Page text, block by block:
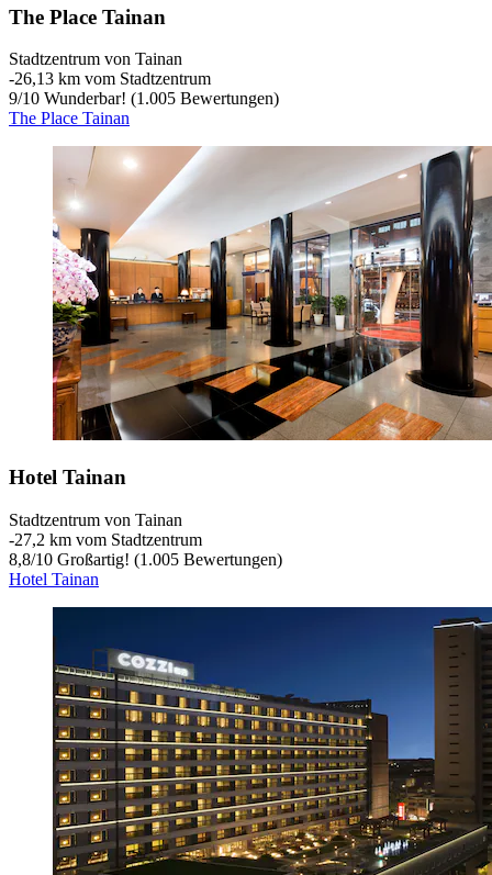
The Place Tainan
Stadtzentrum von Tainan
‐26,13 km vom Stadtzentrum
9/10 Wunderbar! (1.005 Bewertungen)
The Place Tainan
Hotel Tainan
Stadtzentrum von Tainan
‐27,2 km vom Stadtzentrum
8,8/10 Großartig! (1.005 Bewertungen)
Hotel Tainan